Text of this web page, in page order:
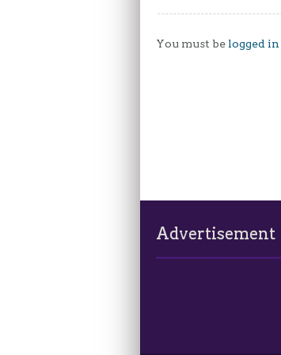
You must be logged in
Advertisement